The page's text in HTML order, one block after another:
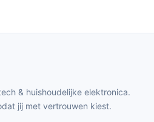
& huishoudelijke elektronica.
jij met vertrouwen kiest.